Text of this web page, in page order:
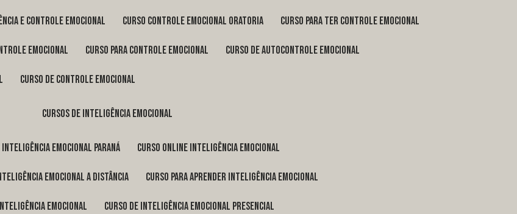
e controle emocional curso controle emocional oratoria curso para ter controle emocional
emocional curso para controle emocional curso de autocontrole emocional
curso de controle emocional
cursos de inteligência emocional
inteligência emocional Paraná curso online inteligência emocional
emocional a distância curso para aprender inteligência emocional
emocional curso de inteligência emocional presencial